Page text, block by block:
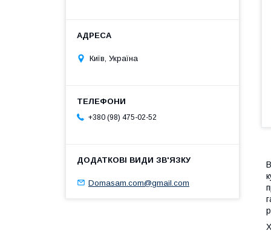
Київ, Україна
+380 (98) 475-02-52
Domasam.com@gmail.com